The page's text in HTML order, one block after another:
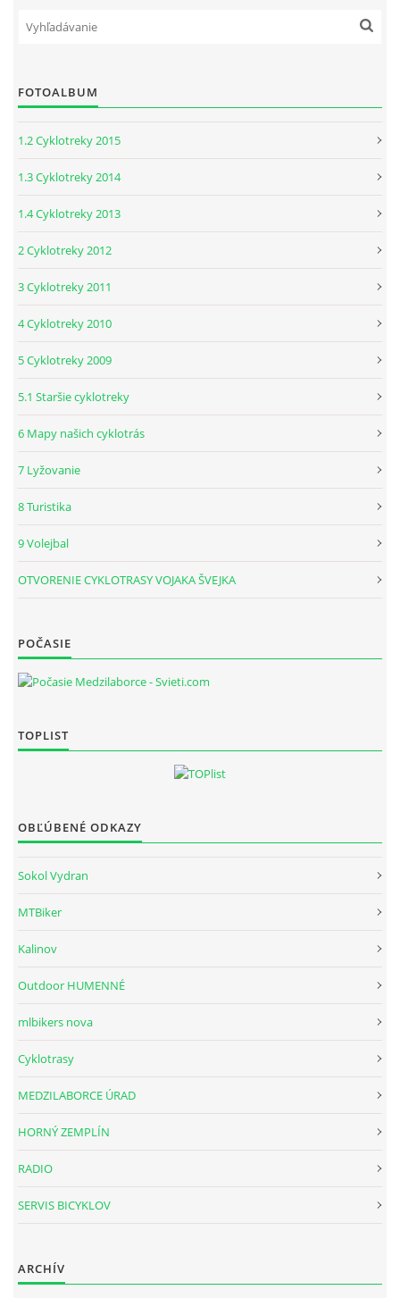
CYKLOTREKY 2014
CYKLOTREKY 2012
CYKLOTREKY 2010
ZOZNAM ČLENOV O.Z.
DOKLADY O.Z.
TURISTIKA
ČRIEPKY Z HISTÓRIE REGIÓNU
ARCHÍV
PROFIL BALTURS-ÁKOV O.Z.
KONTAKT
FOTOALBUM
1.2 Cyklotreky 2015
1.3 Cyklotreky 2014
1.4 Cyklotreky 2013
2 Cyklotreky 2012
3 Cyklotreky 2011
4 Cyklotreky 2010
5 Cyklotreky 2009
5.1 Staršie cyklotreky
6 Mapy našich cyklotrás
7 Lyžovanie
8 Turistika
9 Volejbal
OTVORENIE CYKLOTRASY VOJAKA ŠVEJKA
POČASIE
TOPLIST
OBĽÚBENÉ ODKAZY
Sokol Vydran
MTBiker
Kalinov
Outdoor HUMENNÉ
mlbikers nova
Cyklotrasy
MEDZILABORCE ÚRAD
HORNÝ ZEMPLÍN
RADIO
SERVIS BICYKLOV
ARCHÍV